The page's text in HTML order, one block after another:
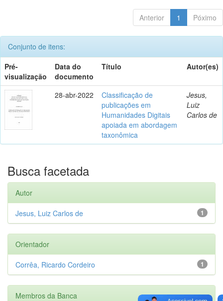
Anterior 1 Póximo
Conjunto de itens:
Pré-
visualização
Data do
documento
Título Autor(es)
28-abr-2022
Classificação de
publicações em
Humanidades Digitais
apoiada em abordagem
taxonômica
Jesus,
Luiz
Carlos de
Busca facetada
Autor
1
Jesus, Luiz Carlos de
Orientador
1
Corrêa, Ricardo Cordeiro
Membros da Banca